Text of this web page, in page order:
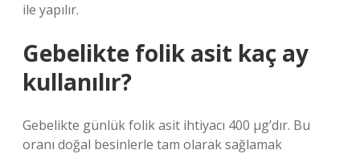
ile yapılır.
Gebelikte folik asit kaç ay
kullanılır?
Gebelikte günlük folik asit ihtiyacı 400 µg’dır. Bu
oranı doğal besinlerle tam olarak sağlamak